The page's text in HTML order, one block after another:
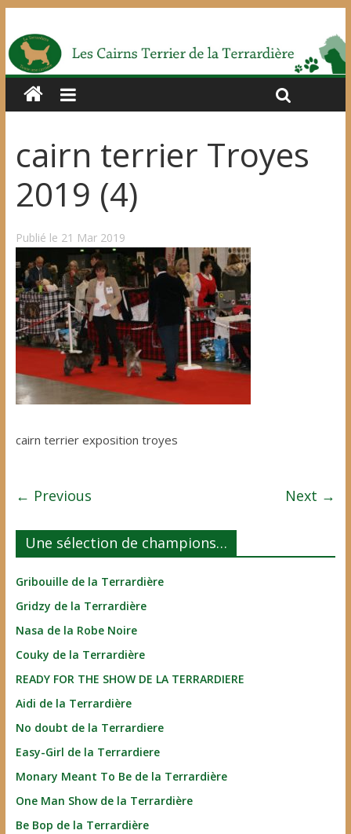
cairn terrier Troyes
2019 (4)
Publié le 21 Mar 2019
cairn terrier exposition troyes
← Previous Next →
Une sélection de champions…
Gribouille de la Terrardière
Gridzy de la Terrardière
Nasa de la Robe Noire
Couky de la Terrardière
READY FOR THE SHOW DE LA TERRARDIERE
Aidi de la Terrardière
No doubt de la Terrardiere
Easy-Girl de la Terrardiere
Monary Meant To Be de la Terrardière
One Man Show de la Terrardière
Be Bop de la Terrardière